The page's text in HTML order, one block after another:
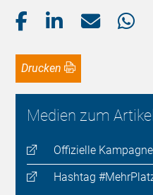
Drucken
Medien zum Artikel
Offizielle
Hashtag